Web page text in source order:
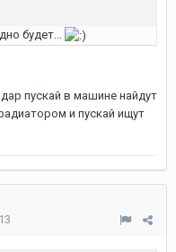
будет...
пускай в машине найдут
и пускай ищут